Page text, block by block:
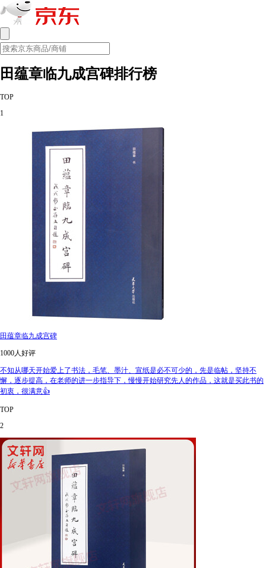
田蕴章临九成宫碑排行榜
TOP
1
田蕴章临九成宫碑
1000人好评
不知从哪天开始爱上了书法，毛笔、墨汁、宣纸是必不可少的，先是临帖，坚持不
懈，逐步提高，在老师的进一步指导下，慢慢开始研究先人的作品，这就是买此书的
初衷，很满意👍
TOP
2